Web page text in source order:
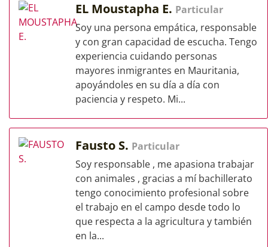
EL Moustapha E. Particular
Soy una persona empática, responsable
y con gran capacidad de escucha. Tengo
experiencia cuidando personas
mayores inmigrantes en Mauritania,
apoyándoles en su día a día con
paciencia y respeto. Mi...
Fausto S. Particular
Soy responsable , me apasiona trabajar
con animales , gracias a mí bachillerato
tengo conocimiento profesional sobre
el trabajo en el campo desde todo lo
que respecta a la agricultura y también
en la...